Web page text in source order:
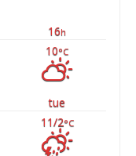
16h
10°C
tue
11/2°C